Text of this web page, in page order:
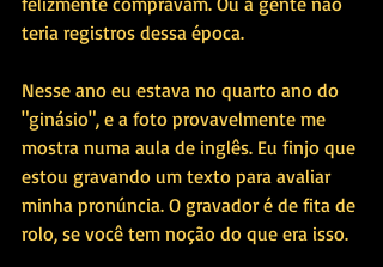
teria registros dessa época.
Nesse ano eu estava no quarto ano do
"ginásio", e a foto provavelmente me
mostra numa aula de inglês. Eu finjo que
estou gravando um texto para avaliar
minha pronúncia. O gravador é de fita de
rolo, se você tem noção do que era isso.